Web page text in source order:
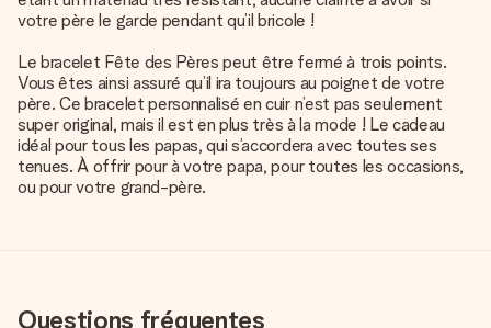
votre père le garde pendant qu’il bricole !
Le bracelet Fête des Pères peut être fermé à trois points.
Vous êtes ainsi assuré qu’il ira toujours au poignet de votre
père. Ce bracelet personnalisé en cuir n’est pas seulement
super original, mais il est en plus très à la mode ! Le cadeau
idéal pour tous les papas, qui s’accordera avec toutes ses
tenues. À offrir pour à votre papa, pour toutes les occasions,
ou pour votre grand-père.
Questions fréquentes